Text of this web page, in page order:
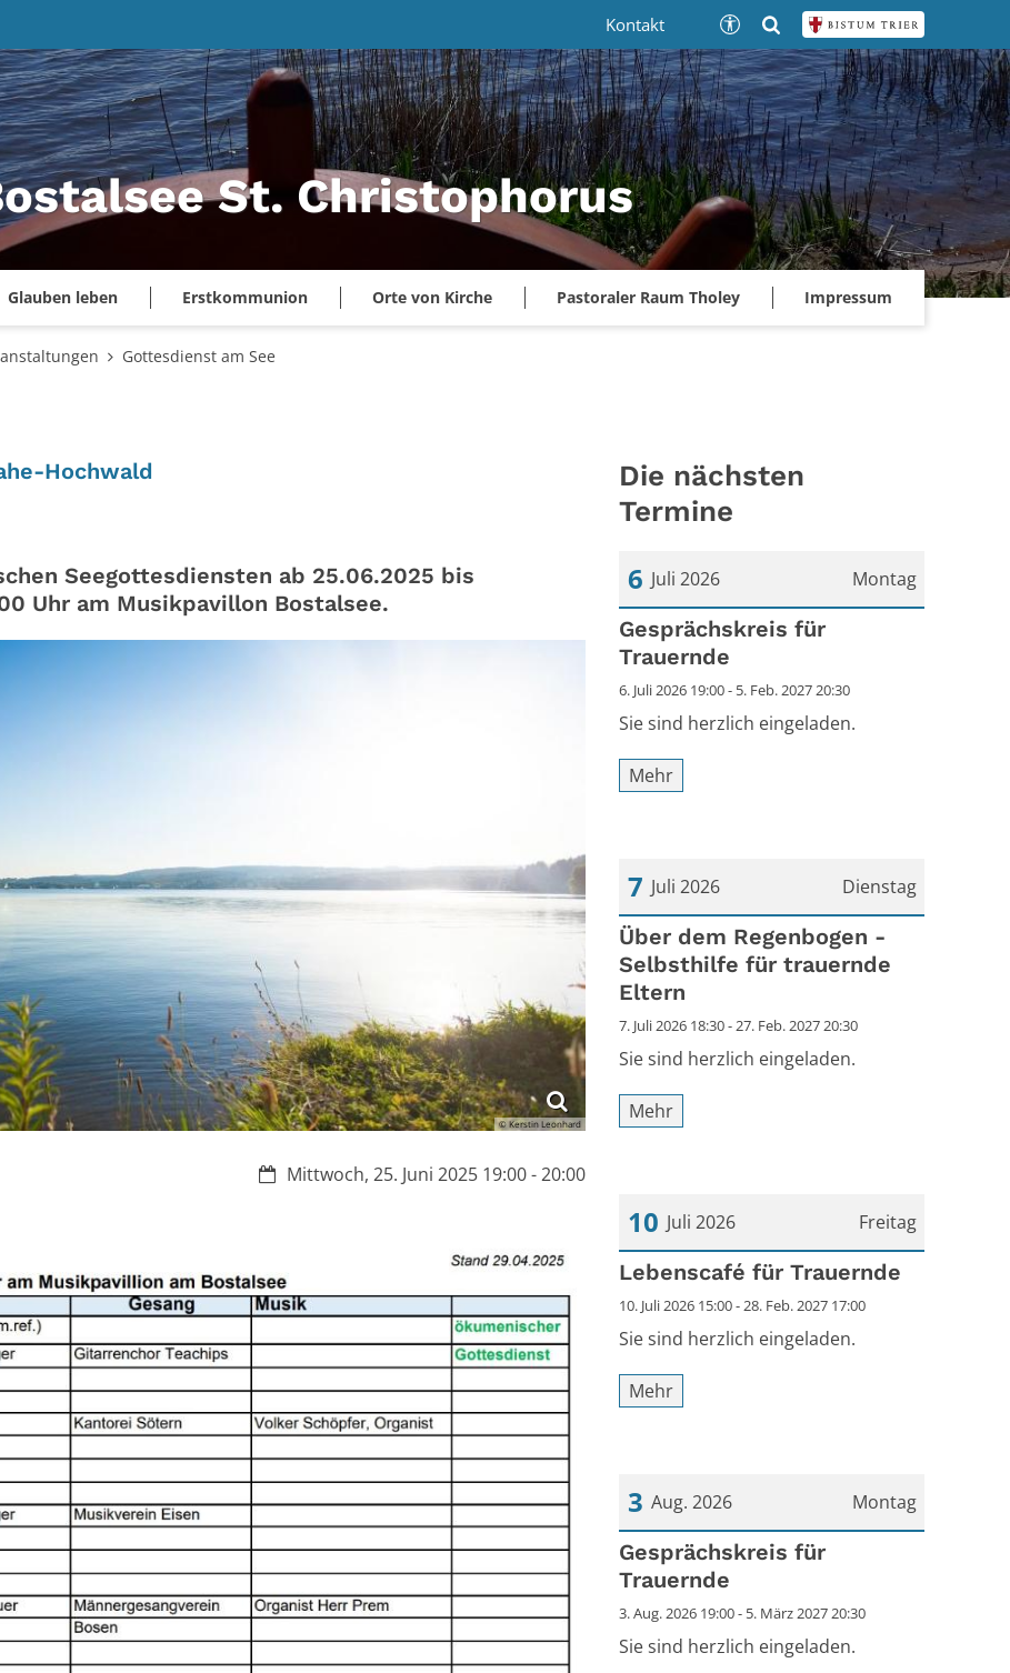
St. Christophorus
Glauben leben Erstkommunion Orte von Kirche Pastoraler Raum Tholey Impressum
Kontakt
Gottesdienst am See
Hochwald
Seegottesdiensten ab 25.06.2025 bis
Uhr am Musikpavillon Bostalsee.
© Kerstin Leonhard
Datum:Mittwoch, 25. Juni 2025 19:00 - 20:00
Die nächsten
Termine
Montag
6 Juli 2026
Datum: 6. Juli 2026
Gesprächskreis für
Trauernde
6. Juli 2026 19:00 - 5. Feb. 2027 20:30
Sie sind herzlich eingeladen.
Mehr
Dienstag
7 Juli 2026
Datum: 7. Juli 2026
Über dem Regenbogen -
Selbsthilfe für trauernde
Eltern
7. Juli 2026 18:30 - 27. Feb. 2027 20:30
Sie sind herzlich eingeladen.
Mehr
Freitag
10 Juli 2026
Datum: 10. Juli 2026
Lebenscafé für Trauernde
10. Juli 2026 15:00 - 28. Feb. 2027 17:00
Sie sind herzlich eingeladen.
Mehr
Montag
3 Aug. 2026
Datum: 3. August 2026
Gesprächskreis für
Trauernde
3. Aug. 2026 19:00 - 5. März 2027 20:30
Sie sind herzlich eingeladen.